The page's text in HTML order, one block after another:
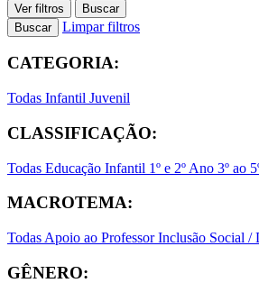
Ver filtros
Buscar
Buscar
Limpar filtros
CATEGORIA:
Todas Infantil Juvenil
CLASSIFICAÇÃO:
Todas Educação Infantil 1º e 2º Ano 3º ao
MACROTEMA:
Todas Apoio ao ProfessorInclusão Social /
GÊNERO: